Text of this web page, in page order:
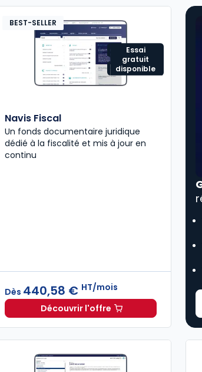
2027 à 189,00 € TTC
Essai
gratuit
disponible
BEST-SELLER
Navis Fiscal
Un fonds documentaire juridique
dédié à la fiscalité et mis à jour en
continu
Dès 440,58 € HT/mois
Découvrir l'offreNavis Fiscal à partir de Dès